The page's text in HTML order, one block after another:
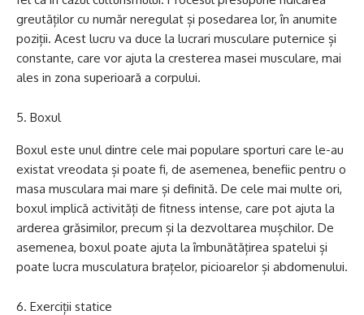
greutăților cu număr neregulat și posedarea lor, în anumite
poziții. Acest lucru va duce la lucrari musculare puternice și
constante, care vor ajuta la cresterea masei musculare, mai
ales in zona superioară a corpului.
Boxul
Boxul este unul dintre cele mai populare sporturi care le-au
existat vreodata și poate fi, de asemenea, benefiic pentru o
masa musculara mai mare și definită. De cele mai multe ori,
boxul implică activități de fitness intense, care pot ajuta la
arderea grăsimilor, precum și la dezvoltarea mușchilor. De
asemenea, boxul poate ajuta la îmbunătățirea spatelui și
poate lucra musculatura brațelor, picioarelor și abdomenului.
Exerciții statice